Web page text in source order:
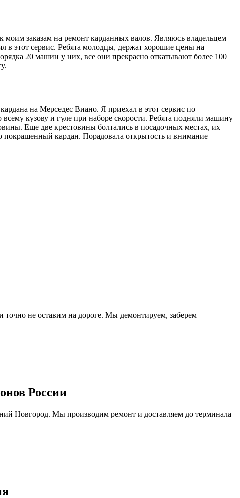
заказам на ремонт карданных валов. Являюсь владельцем
в этот сервис. Ребята молодцы, держат хорошие цены на
20 машин у них, все они прекрасно откатывают более 100
на Мерседес Виано. Я приехал в этот сервис по
кузову и гуле при наборе скорости. Ребята подняли машину
Еще две крестовины болтались в посадочных местах, их
покрашенный кардан. Порадовала открытость и внимание
точно не оставим на дороге. Мы демонтируем, заберем
России
Новгород. Мы производим ремонт и доставляем до терминала